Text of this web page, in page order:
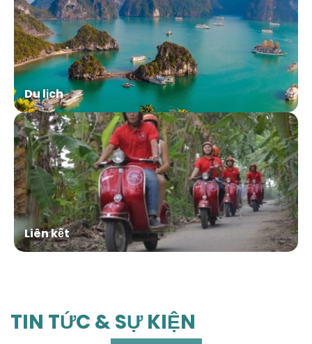
Du lịch
Liên kết
TIN TỨC & SỰ KIỆN